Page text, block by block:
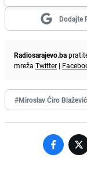
Dodajte
Radiosarajevo.ba
mreža Twitter |
#Miroslav Ćiro Blažević